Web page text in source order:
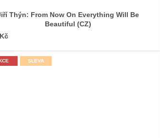
Thýn: From Now On Everything Will Be
Beautiful (CZ)
SLEVA